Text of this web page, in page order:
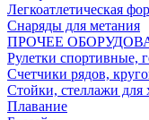
Легкоатлетическая
Снаряды для метания
ПРОЧЕЕ
Рулетки спортивные,
Счетчики рядов,
Стойки, стеллажи для
Плавание